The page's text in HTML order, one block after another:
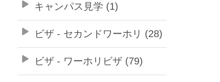
キャンパス見学 (1)
ビザ - セカンドワーホリ (28)
ビザ - ワーホリビザ (79)